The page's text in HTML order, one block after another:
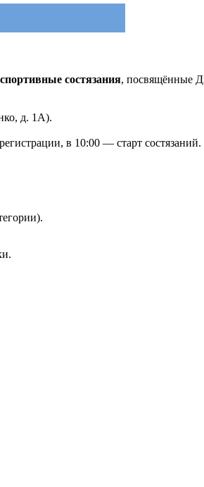
состязания, посвящённые
д. 1А).
в 10:00 — старт